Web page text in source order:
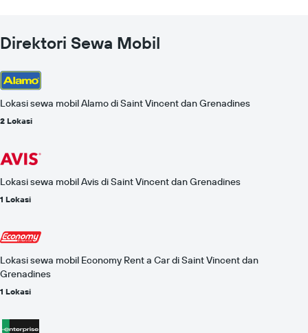
Direktori Sewa Mobil
Lokasi sewa mobil Alamo di Saint Vincent dan Grenadines
2 Lokasi
Lokasi sewa mobil Avis di Saint Vincent dan Grenadines
1 Lokasi
Lokasi sewa mobil Economy Rent a Car di Saint Vincent dan
Grenadines
1 Lokasi